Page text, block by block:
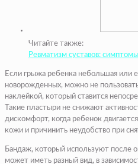
Читайте также:
Ревматизм суставов:
Если грыжа ребенка небольшая или
новорожденных, можно не
наклейкой, который ставится
Такие пластыри не снижают
дискомфорт, когда ребенок
кожи и причинить неудобство при
Бандаж, который используют после
может иметь разный вид, в